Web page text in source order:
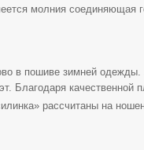
молния
в пошиве зимней одежды.
качественной
рассчитаны на